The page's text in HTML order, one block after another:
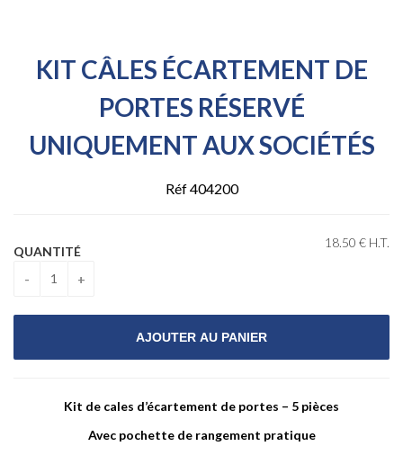
KIT CÂLES ÉCARTEMENT DE
PORTES RÉSERVÉ
UNIQUEMENT AUX SOCIÉTÉS
Réf 404200
18.50 € H.T.
QUANTITÉ
Kit de cales d’écartement de portes – 5 pièces
Avec pochette de rangement pratique